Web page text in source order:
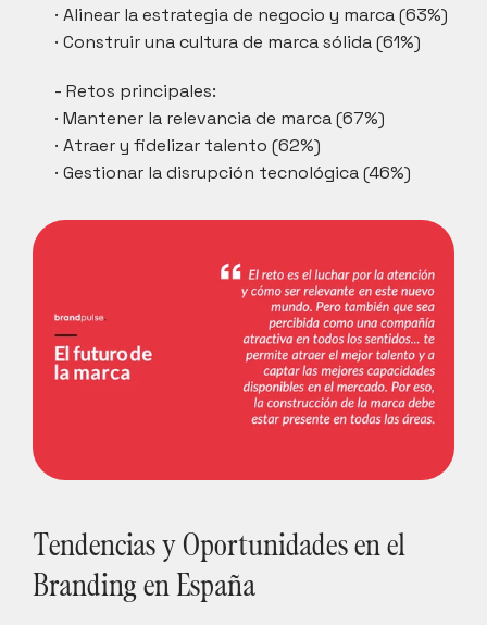
· Alinear la estrategia de negocio y marca (63%)
· Construir una cultura de marca sólida (61%)
- Retos principales:
· Mantener la relevancia de marca (67%)
· Atraer y fidelizar talento (62%)
· Gestionar la disrupción tecnológica (46%)
Tendencias y Oportunidades en el
Branding en España